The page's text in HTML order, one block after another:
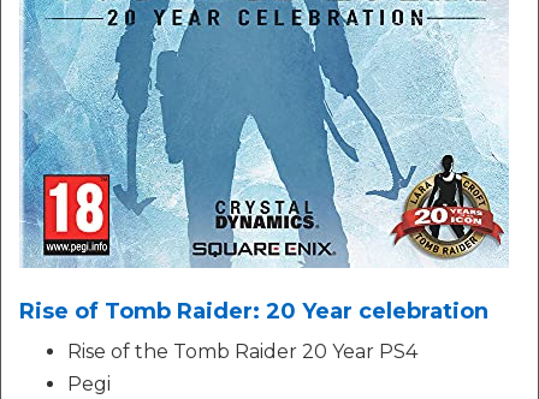
Rise of Tomb Raider: 20 Year celebration
Rise of the Tomb Raider 20 Year PS4
Pegi